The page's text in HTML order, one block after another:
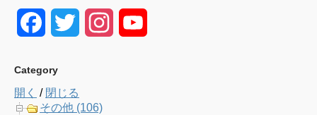
e t
Category
開く / 閉じる
その他 (106)